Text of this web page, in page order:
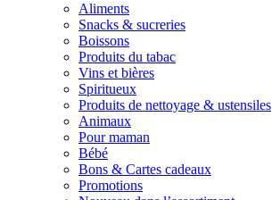
Aliments
Snacks & sucreries
Boissons
Produits du tabac
Vins et bières
Spiritueux
Produits de nettoyage & ustensiles
Animaux
Pour maman
Bébé
Bons & Cartes cadeaux
Promotions